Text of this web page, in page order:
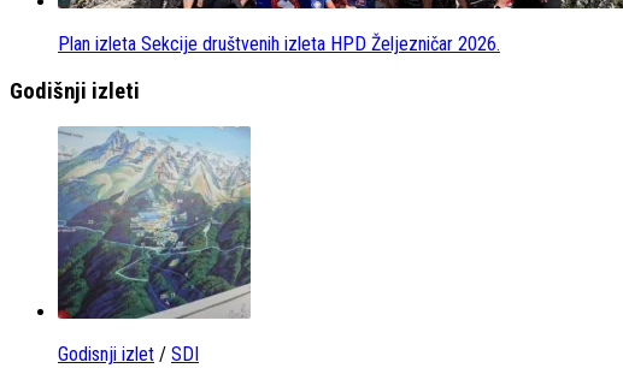
Plan izleta Sekcije društvenih izleta HPD Željezničar 2026.
Godišnji izleti
Godisnji izlet / SDI